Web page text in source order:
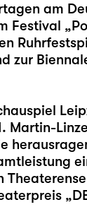
am
Festival
zur
Martin-